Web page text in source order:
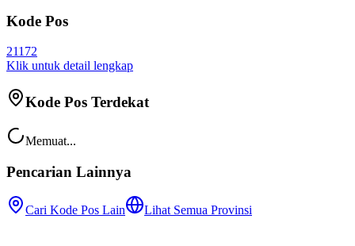
Kode Pos
21172
Klik untuk detail lengkap
Kode Pos Terdekat
Memuat...
Pencarian Lainnya
Cari Kode Pos Lain Lihat Semua Provinsi